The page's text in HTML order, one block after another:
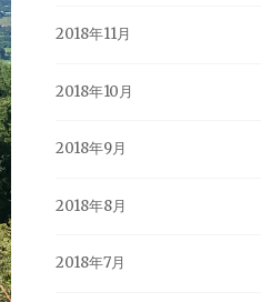
2018年11月
2018年10月
2018年9月
2018年8月
2018年7月